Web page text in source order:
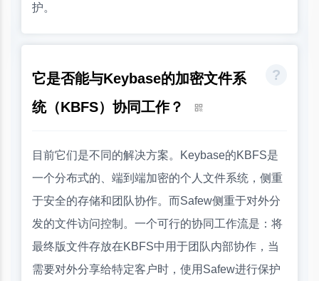
护。
它是否能与Keybase的加密文件系
统（KBFS）协同工作？
目前它们是不同的解决方案。Keybase的KBFS是
一个分布式的、端到端加密的个人文件系统，侧重
于安全的存储和团队协作。而Safew侧重于对外分
发的文件访问控制。一个可行的协同工作流是：将
最终版文件存放在KBFS中用于团队内部协作，当
需要对外分享给特定客户时，使用Safew进行保护